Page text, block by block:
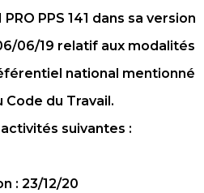
PPS 141 dans sa version
06/19 relatif aux modalités
national mentionné
Code du Travail.
suivantes :
: 23/12/20